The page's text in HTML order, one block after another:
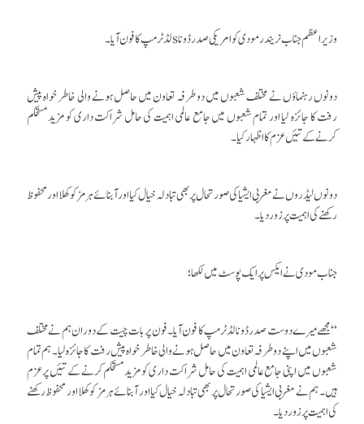
وزیر اعظم جناب نریندر مودی کو امریکی صدر ڈوناsلڈ ٹرمپ کا فون آیا ۔
دونوں رہنماؤں نے مختلف شعبوں میں دو طرفہ تعاون میں حاصل ہونے والی خاطر خواہ پیش
رفت کا جائزہ لیا اور تمام شعبوں میں جامع عالمی اہمیت کی حامل شراکت داری کو مزید مستحکم
کرنے کےتئیں عزم کا اظہار کیا ۔
دونوں لیڈروں نے مغربی ایشیا کی صورتحال پر بھی تبادلہ خیال کیا اور آبنائے ہرمز کو کھلا اور محفوظ
رکھنے کی اہمیت پر زور دیا ۔
جناب مودی نے ایکس پرایک پوسٹ میں لکھا ؛
‘‘مجھےمیرے دوست صدر ڈونالڈ ٹرمپ کا فون آیا ۔فون پر بات چیت کے دوران ہم نے مختلف
شعبوں میں اپنے دو طرفہ تعاون میں حاصل ہونے والی خاطر خواہ پیش رفت کا جائزہ لیا ۔ ہم تمام
شعبوں میں اپنی جامع عالمی اہمیت کی حامل شراکت داری کو مزید مستحکم کرنے کے تئیں پرعزم
ہیں ۔ ہم نے مغربی ایشیا کی صورتحال پر بھی تبادلہ خیال کیا اور آبنائے ہرمز کو کھلا اور محفوظ رکھنے
کی اہمیت پر زور دیا ۔